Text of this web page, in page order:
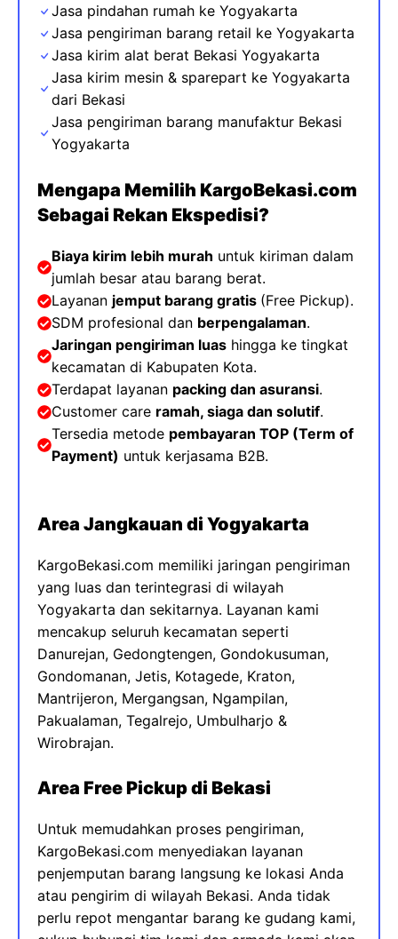
Jasa pindahan rumah ke Yogyakarta
Jasa pengiriman barang retail ke Yogyakarta
Jasa kirim alat berat Bekasi Yogyakarta
Jasa kirim mesin & sparepart ke Yogyakarta
dari Bekasi
Jasa pengiriman barang manufaktur Bekasi
Yogyakarta
Mengapa Memilih KargoBekasi.com
Sebagai Rekan Ekspedisi?
Biaya kirim lebih murah untuk kiriman dalam
jumlah besar atau barang berat.
Layanan jemput barang gratis (Free Pickup).
SDM profesional dan berpengalaman.
Jaringan pengiriman luas hingga ke tingkat
kecamatan di Kabupaten Kota.
Terdapat layanan packing dan asuransi.
Customer care ramah, siaga dan solutif.
Tersedia metode pembayaran TOP (Term of
Payment) untuk kerjasama B2B.
Area Jangkauan di Yogyakarta
KargoBekasi.com memiliki jaringan pengiriman
yang luas dan terintegrasi di wilayah
Yogyakarta dan sekitarnya. Layanan kami
mencakup seluruh kecamatan seperti
Danurejan, Gedongtengen, Gondokusuman,
Gondomanan, Jetis, Kotagede, Kraton,
Mantrijeron, Mergangsan, Ngampilan,
Pakualaman, Tegalrejo, Umbulharjo &
Wirobrajan.
Area Free Pickup di Bekasi
Untuk memudahkan proses pengiriman,
KargoBekasi.com menyediakan layanan
penjemputan barang langsung ke lokasi Anda
atau pengirim di wilayah Bekasi. Anda tidak
perlu repot mengantar barang ke gudang kami,